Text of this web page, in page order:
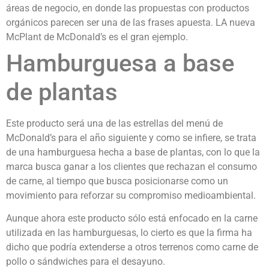
áreas de negocio, en donde las propuestas con productos
orgánicos parecen ser una de las frases apuesta. LA nueva
McPlant de McDonald’s es el gran ejemplo.
Hamburguesa a base
de plantas
Este producto será una de las estrellas del menú de
McDonald’s para el año siguiente y como se infiere, se trata
de una hamburguesa hecha a base de plantas, con lo que la
marca busca ganar a los clientes que rechazan el consumo
de carne, al tiempo que busca posicionarse como un
movimiento para reforzar su compromiso medioambiental.
Aunque ahora este producto sólo está enfocado en la carne
utilizada en las hamburguesas, lo cierto es que la firma ha
dicho que podría extenderse a otros terrenos como carne de
pollo o sándwiches para el desayuno.